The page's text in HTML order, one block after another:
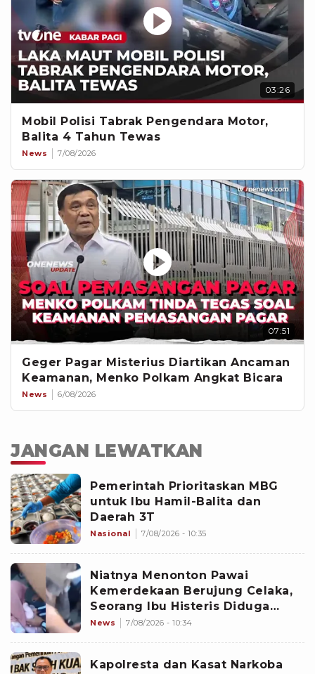
03:26
Mobil Polisi Tabrak Pengendara Motor,
Balita 4 Tahun Tewas
News 7/08/2026
07:51
Geger Pagar Misterius Diartikan Ancaman
Keamanan, Menko Polkam Angkat Bicara
News 6/08/2026
JANGAN LEWATKAN
Pemerintah Prioritaskan MBG
untuk Ibu Hamil-Balita dan
Daerah 3T
Nasional 7/08/2026 - 10:35
Niatnya Menonton Pawai
Kemerdekaan Berujung Celaka,
Seorang Ibu Histeris Diduga
Ditabrak Oknum Polisi
News 7/08/2026 - 10:34
Kapolresta dan Kasat Narkoba